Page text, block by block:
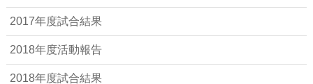
2017年度試合結果
2018年度活動報告
2018年度試合結果